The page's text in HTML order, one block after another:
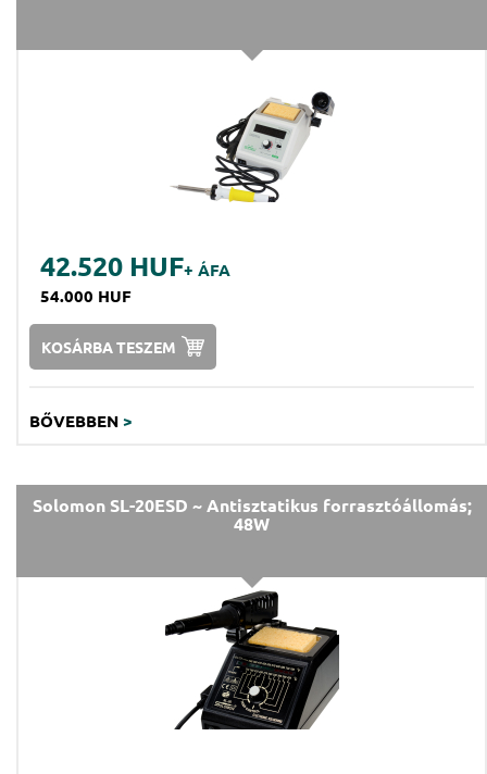
42.520 HUF+ ÁFA
54.000 HUF
KOSÁRBA TESZEM
BŐVEBBEN >
Solomon SL-20ESD ~ Antisztatikus forrasztóállomás;
48W